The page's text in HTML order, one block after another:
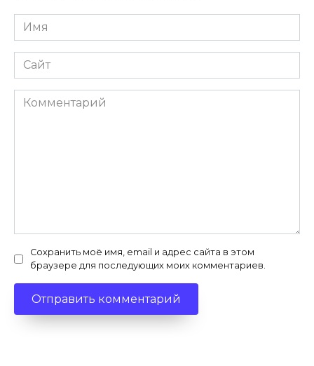
Имя
*
Сайт
Комментарий
Сохранить моё имя, email и адрес сайта в этом
браузере для последующих моих комментариев.